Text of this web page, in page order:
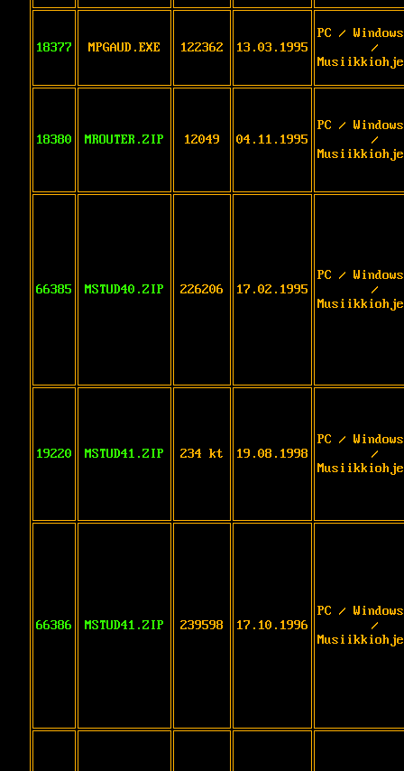
18377 MPGAUD.EXE 122362 13.03.1995
PC /
/
18380 MROUTER.ZIP 12049 04.11.1995
PC /
/
66385 MSTUD40.ZIP 226206 17.02.1995
PC /
/
19220 MSTUD41.ZIP 234 kt 19.08.1998
PC /
/
66386 MSTUD41.ZIP 239598 17.10.1996
PC /
/